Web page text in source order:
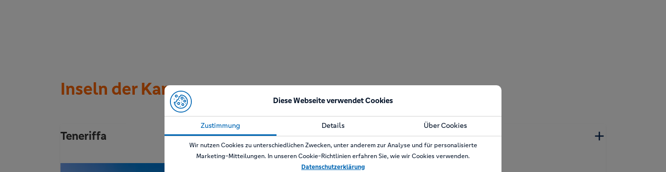
Diese Webseite verwendet Cookies
Zustimmung Details Über Cookies
Wir nutzen Cookies zu unterschiedlichen Zwecken, unter anderem zur Analyse und für personalisierte
Marketing-Mitteilungen. In unseren Cookie-Richtlinien erfahren Sie, wie wir Cookies verwenden.
Datenschutzerklärung
Inseln der Kanaren
Teneriffa